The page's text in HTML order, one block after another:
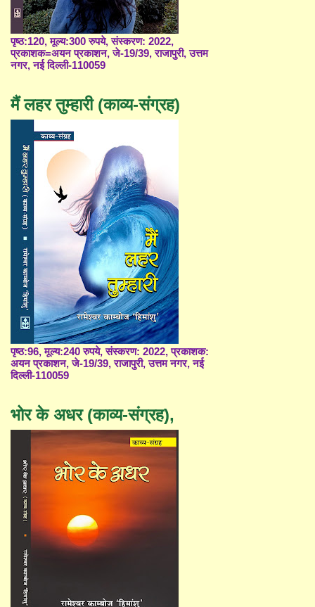
पृष्ठ:120, मूल्य:300 रुपये, संस्करण: 2022,
प्रकाशक=अयन प्रकाशन, जे-19/39, राजापुरी, उत्तम
नगर, नई दिल्ली-110059
मैं लहर तुम्हारी (काव्य-संग्रह)
पृष्ठ:96, मूल्य:240 रुपये, संस्करण: 2022, प्रकाशक:
अयन प्रकाशन, जे-19/39, राजापुरी, उत्तम नगर, नई
दिल्ली-110059
भोर के अधर (काव्य-संग्रह),